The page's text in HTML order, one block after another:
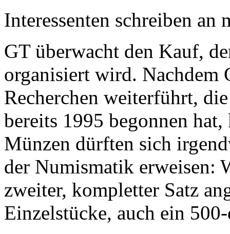
Interessenten schreiben
GT überwacht den Kauf,
organisiert wird. Nachdem
Recherchen weiterführt,
bereits 1995 begonnen
Münzen dürften sich
der Numismatik erweisen:
zweiter, kompletter Satz
Einzelstücke, auch ein